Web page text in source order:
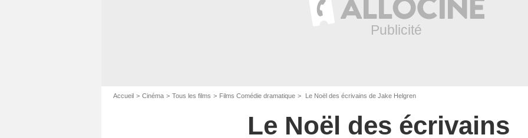
Accueil Cinéma Tous les films Films Comédie dramatique Le Noël des écrivains de Jake Helgren
Le Noël des écrivains